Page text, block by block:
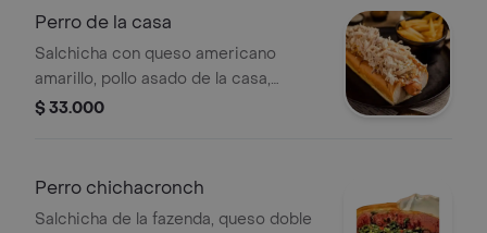
Perro de la casa
Salchicha con queso americano
amarillo, pollo asado de la casa,
tocineta ahumada, tártara, salsa de
$ 33.000
Perro chichacronch
Salchicha de la fazenda, queso doble